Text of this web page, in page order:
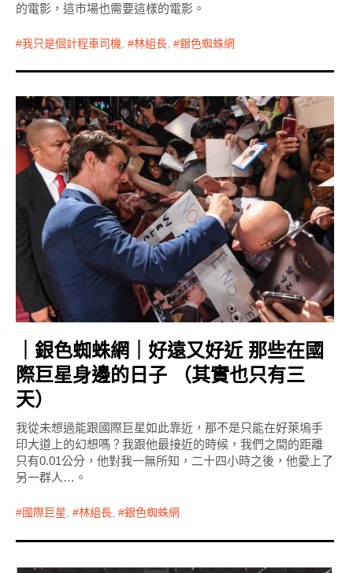
的電影，這市場也需要這樣的電影。
我只是個計程車司機 , 林組長 , 銀色蜘蛛網
｜銀色蜘蛛網｜好遠又好近 那些在國
際巨星身邊的日子 （其實也只有三
天）
我從未想過能跟國際巨星如此靠近，那不是只能在好萊塢手
印大道上的幻想嗎？我跟他最接近的時候，我們之間的距離
只有0.01公分，他對我一無所知，二十四小時之後，他愛上了
另一群人…。
國際巨星 , 林組長 , 銀色蜘蛛網